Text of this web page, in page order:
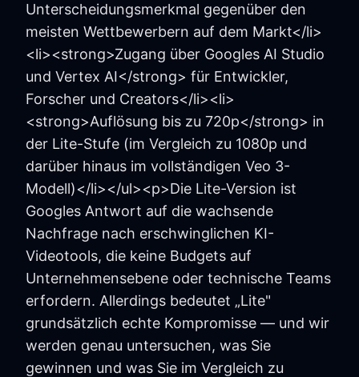
Unterscheidungsmerkmal gegenüber den
meisten Wettbewerbern auf dem Markt</li>
<li><strong>Zugang über Googles AI Studio
und Vertex AI</strong> für Entwickler,
Forscher und Creators</li><li>
<strong>Auflösung bis zu 720p</strong> in
der Lite-Stufe (im Vergleich zu 1080p und
darüber hinaus im vollständigen Veo 3-
Modell)</li></ul><p>Die Lite-Version ist
Googles Antwort auf die wachsende
Nachfrage nach erschwinglichen KI-
Videotools, die keine Budgets auf
Unternehmensebene oder technische Teams
erfordern. Allerdings bedeutet „Lite"
grundsätzlich echte Kompromisse — und wir
werden genau untersuchen, was Sie
gewinnen und was Sie im Vergleich zu